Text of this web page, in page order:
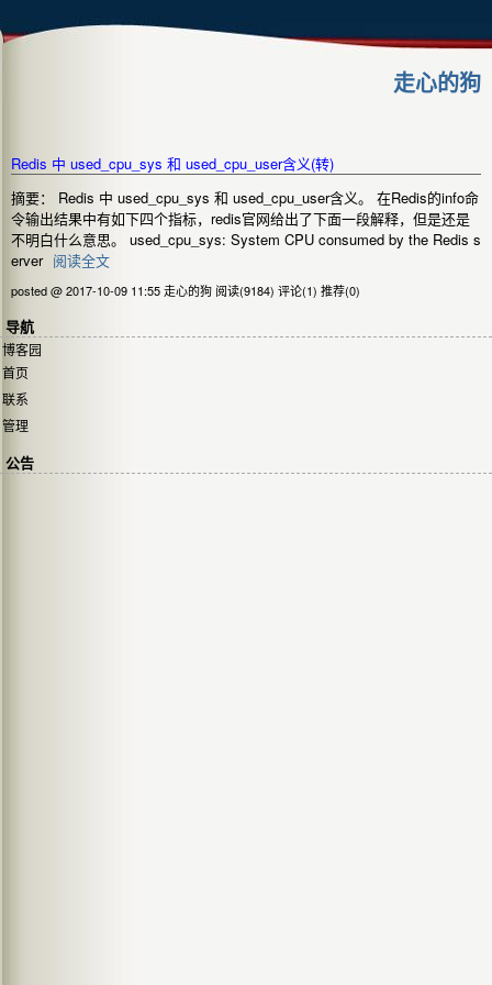
走心的狗
Redis 中 used_cpu_sys 和 used_cpu_user含义(转)
摘要： Redis 中 used_cpu_sys 和 used_cpu_user含义。 在Redis的info命
令输出结果中有如下四个指标，redis官网给出了下面一段解释，但是还是
不明白什么意思。 used_cpu_sys: System CPU consumed by the Redis s
erver 阅读全文
posted @ 2017-10-09 11:55 走心的狗 阅读(9184) 评论(1) 推荐(0)
导航
博客园
首页
联系
管理
公告